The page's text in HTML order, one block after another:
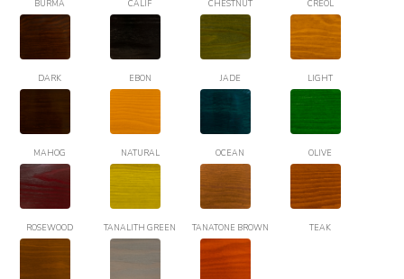
BURMA CALIF CHESTNUT CREOL
DARK EBON JADE LIGHT
MAHOG NATURAL OCEAN OLIVE
ROSEWOOD TANALITH GREEN TANATONE BROWN TEAK